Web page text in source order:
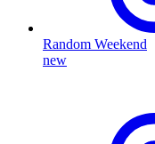
Random Weekend
new